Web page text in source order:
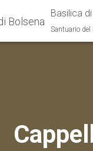
Basilica
Santuario